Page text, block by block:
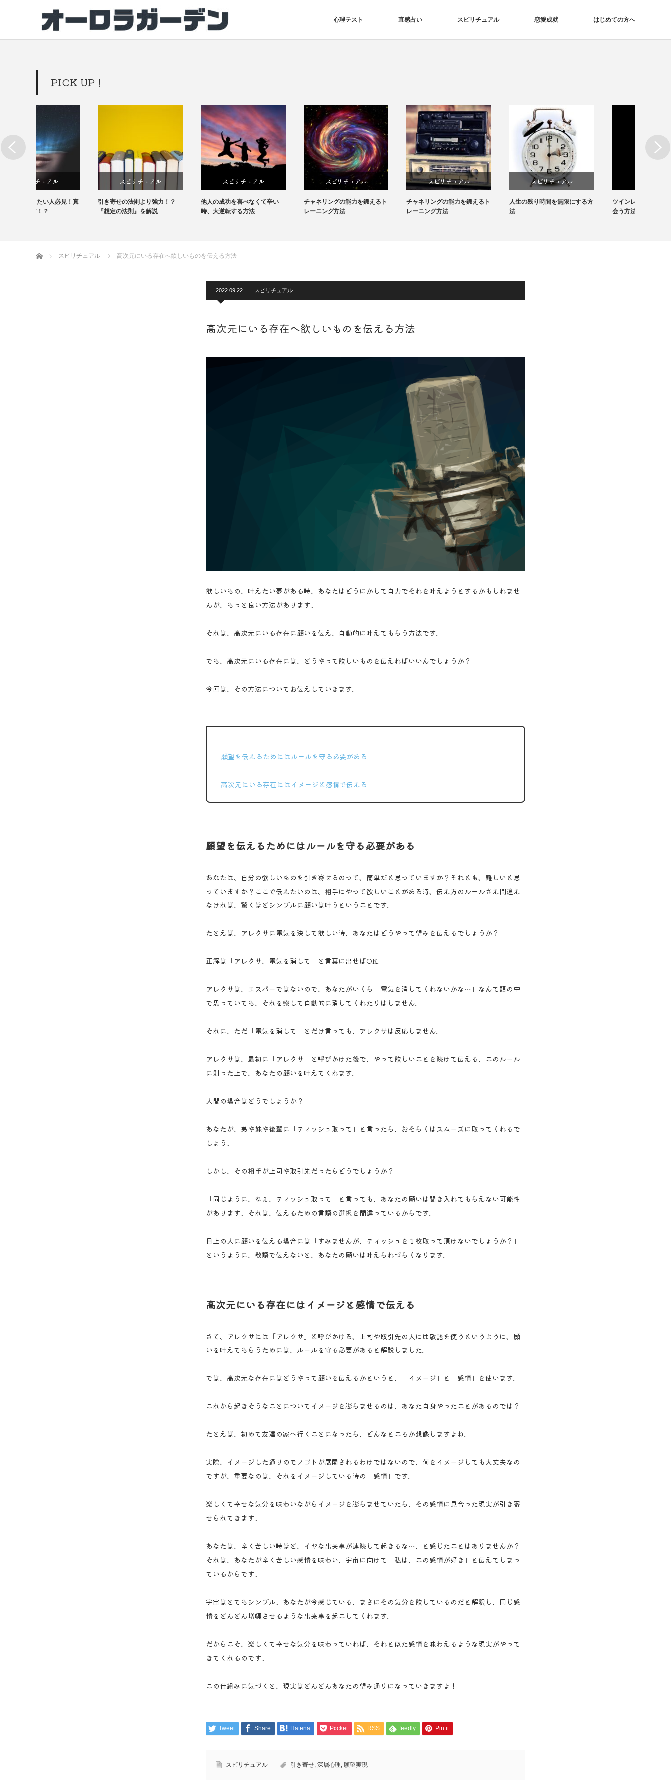
心理テスト 直感占い スピリチュアル 恋愛成就 はじめての方へ
PICK UP！
スピリチュアル
引き寄せの法則より強力！？
『想定の法則』を解説
スピリチュアル
他人の成功を喜べなくて辛い
時、大逆転する方法
スピリチュアル
チャネリングの能力を鍛えるト
レーニング方法
スピリチュアル
チャネリングの能力を鍛えるト
レーニング方法
スピリチュアル
人生の残り時間を無限にする方
法
スピリチュアル
ツインレイを見極める方法＆出
Next
ホーム スピリチュアル 高次元にいる存在へ欲しいものを伝える方法
2022.09.22 スピリチュアル
高次元にいる存在へ欲しいものを伝える方法
欲しいもの、叶えたい夢がある時、あなたはどうにかして自力でそれを叶えようとするかもしれませ
んが、もっと良い方法があります。
それは、高次元にいる存在に願いを伝え、自動的に叶えてもらう方法です。
でも、高次元にいる存在には、どうやって欲しいものを伝えればいいんでしょうか？
今回は、その方法についてお伝えしていきます。
願望を伝えるためにはルールを守る必要がある
高次元にいる存在にはイメージと感情で伝える
願望を伝えるためにはルールを守る必要がある
あなたは、自分の欲しいものを引き寄せるのって、簡単だと思っていますか？それとも、難しいと思
っていますか？ここで伝えたいのは、相手にやって欲しいことがある時、伝え方のルールさえ間違え
なければ、驚くほどシンプルに願いは叶うということです。
たとえば、アレクサに電気を決して欲しい時、あなたはどうやって望みを伝えるでしょうか？
正解は「アレクサ、電気を消して」と言葉に出せばOK。
アレクサは、エスパーではないので、あなたがいくら「電気を消してくれないかな…」なんて頭の中
で思っていても、それを察して自動的に消してくれたりはしません。
それに、ただ「電気を消して」とだけ言っても、アレクサは反応しません。
アレクサは、最初に「アレクサ」と呼びかけた後で、やって欲しいことを続けて伝える、このルール
に則った上で、あなたの願いを叶えてくれます。
人間の場合はどうでしょうか？
あなたが、弟や妹や後輩に「ティッシュ取って」と言ったら、おそらくはスムーズに取ってくれるで
しょう。
しかし、その相手が上司や取引先だったらどうでしょうか？
「同じように、ねぇ、ティッシュ取って」と言っても、あなたの願いは聞き入れてもらえない可能性
があります。それは、伝えるための言語の選択を間違っているからです。
目上の人に願いを伝える場合には「すみませんが、ティッシュを１枚取って頂けないでしょうか？」
というように、敬語で伝えないと、あなたの願いは叶えられづらくなります。
高次元にいる存在にはイメージと感情で伝える
さて、アレクサには「アレクサ」と呼びかける、上司や取引先の人には敬語を使うというように、願
いを叶えてもらうためには、ルールを守る必要があると解説しました。
では、高次元な存在にはどうやって願いを伝えるかというと、「イメージ」と「感情」を使います。
これから起きそうなことについてイメージを膨らませるのは、あなた自身やったことがあるのでは？
たとえば、初めて友達の家へ行くことになったら、どんなところか想像しますよね。
実際、イメージした通りのモノゴトが展開されるわけではないので、何をイメージしても大丈夫なの
ですが、重要なのは、それをイメージしている時の「感情」です。
楽しくて幸せな気分を味わいながらイメージを膨らませていたら、その感情に見合った現実が引き寄
せられてきます。
あなたは、辛く苦しい時ほど、イヤな出来事が連続して起きるな…、と感じたことはありませんか？
それは、あなたが辛く苦しい感情を味わい、宇宙に向けて「私は、この感情が好き」と伝えてしまっ
ているからです。
宇宙はとてもシンプル。あなたが今感じている、まさにその気分を欲しているのだと解釈し、同じ感
情をどんどん増幅させるような出来事を起こしてくれます。
だからこそ、楽しくて幸せな気分を味わっていれば、それと似た感情を味わえるような現実がやって
きてくれるのです。
この仕組みに気づくと、現実はどんどんあなたの望み通りになっていきますよ！
Tweet Share Hatena Pocket RSS feedly Pin it
スピリチュアル 引き寄せ, 深層心理, 願望実現